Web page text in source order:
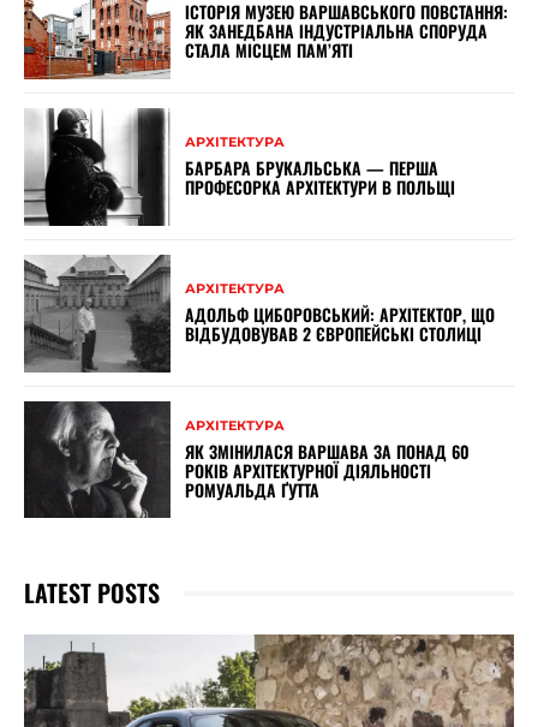
ІСТОРІЯ МУЗЕЮ ВАРШАВСЬКОГО ПОВСТАННЯ:
ЯК ЗАНЕДБАНА ІНДУСТРІАЛЬНА СПОРУДА
СТАЛА МІСЦЕМ ПАМ’ЯТІ
АРХІТЕКТУРА
БАРБАРА БРУКАЛЬСЬКА — ПЕРША
ПРОФЕСОРКА АРХІТЕКТУРИ В ПОЛЬЩІ
АРХІТЕКТУРА
АДОЛЬФ ЦИБОРОВСЬКИЙ: АРХІТЕКТОР, ЩО
ВІДБУДОВУВАВ 2 ЄВРОПЕЙСЬКІ СТОЛИЦІ
АРХІТЕКТУРА
ЯК ЗМІНИЛАСЯ ВАРШАВА ЗА ПОНАД 60
РОКІВ АРХІТЕКТУРНОЇ ДІЯЛЬНОСТІ
РОМУАЛЬДА ҐУТТА
LATEST POSTS